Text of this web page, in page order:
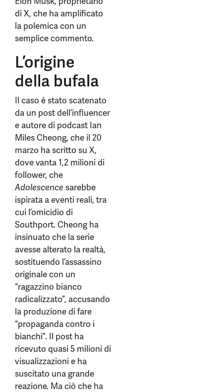
di X, che ha amplificato
la polemica con un
semplice commento.
L’origine
della bufala
Il caso è stato scatenato
da un post dell’influencer
e autore di podcast Ian
Miles Cheong, che il 20
marzo ha scritto su X,
dove vanta 1,2 milioni di
follower, che
Adolescence sarebbe
ispirata a eventi reali, tra
cui l’omicidio di
Southport. Cheong ha
insinuato che la serie
avesse alterato la realtà,
sostituendo l’assassino
originale con un
“ragazzino bianco
radicalizzato”, accusando
la produzione di fare
“propaganda contro i
bianchi”. Il post ha
ricevuto quasi 5 milioni di
visualizzazioni e ha
suscitato una grande
reazione. Ma ciò che ha